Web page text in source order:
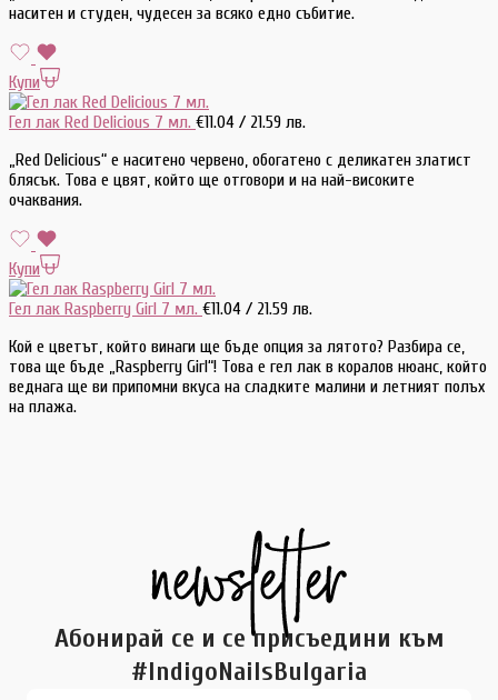
наситен и студен, чудесен за всяко едно събитие.
Купи
Гел лак Red Delicious 7 мл. €11.04 / 21.59 лв.
„Red Delicious“ е наситено червено, обогатено с деликатен златист
блясък. Това е цвят, който ще отговори и на най-високите
очаквания.
Купи
Гел лак Raspberry Girl 7 мл. €11.04 / 21.59 лв.
Кой е цветът, който винаги ще бъде опция за лятото? Разбира се,
това ще бъде „Raspberry Girl“! Това е гел лак в коралов нюанс, който
веднага ще ви припомни вкуса на сладките малини и летният полъх
на плажа.
Абонирай се и се присъедини към
#IndigoNailsBulgaria